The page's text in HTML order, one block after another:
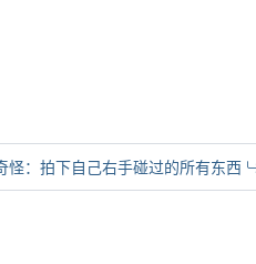
怪：拍下自己右手碰过的所有东西